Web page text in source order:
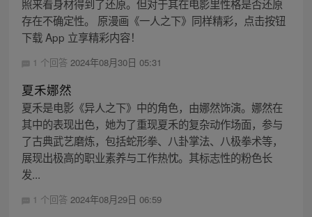
照来看身材得到了还原。但对于其在电影里性格是否还原
存在不确定性。 原漫画《一人之下》同样精彩，点击按钮
下载 App 立享精彩内容！
1 个回答 2024年08月30日 05:31
夏禾娜然
夏禾是电影《异人之下》中的角色，由娜然饰演。娜然在
其中的表现出色，她为了重现夏禾的复杂动作场面，参与
了古典武艺磨炼，包括蛇形拳、八卦掌法、八极拳术等，
展现出极高的职业素养与工作热忱。其标志性的粉色长
发...
1 个回答 2024年08月29日 06:59